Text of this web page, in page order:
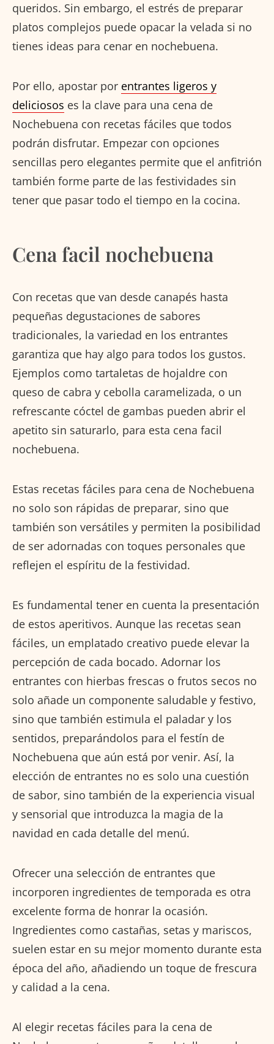
queridos. Sin embargo, el estrés de preparar
platos complejos puede opacar la velada si no
tienes ideas para cenar en nochebuena.
Por ello, apostar por entrantes ligeros y
deliciosos es la clave para una cena de
Nochebuena con recetas fáciles que todos
podrán disfrutar. Empezar con opciones
sencillas pero elegantes permite que el anfitrión
también forme parte de las festividades sin
tener que pasar todo el tiempo en la cocina.
Cena facil nochebuena
Con recetas que van desde canapés hasta
pequeñas degustaciones de sabores
tradicionales, la variedad en los entrantes
garantiza que hay algo para todos los gustos.
Ejemplos como tartaletas de hojaldre con
queso de cabra y cebolla caramelizada, o un
refrescante cóctel de gambas pueden abrir el
apetito sin saturarlo, para esta cena facil
nochebuena.
Estas recetas fáciles para cena de Nochebuena
no solo son rápidas de preparar, sino que
también son versátiles y permiten la posibilidad
de ser adornadas con toques personales que
reflejen el espíritu de la festividad.
Es fundamental tener en cuenta la presentación
de estos aperitivos. Aunque las recetas sean
fáciles, un emplatado creativo puede elevar la
percepción de cada bocado. Adornar los
entrantes con hierbas frescas o frutos secos no
solo añade un componente saludable y festivo,
sino que también estimula el paladar y los
sentidos, preparándolos para el festín de
Nochebuena que aún está por venir. Así, la
elección de entrantes no es solo una cuestión
de sabor, sino también de la experiencia visual
y sensorial que introduzca la magia de la
navidad en cada detalle del menú.
Ofrecer una selección de entrantes que
incorporen ingredientes de temporada es otra
excelente forma de honrar la ocasión.
Ingredientes como castañas, setas y mariscos,
suelen estar en su mejor momento durante esta
época del año, añadiendo un toque de frescura
y calidad a la cena.
Al elegir recetas fáciles para la cena de